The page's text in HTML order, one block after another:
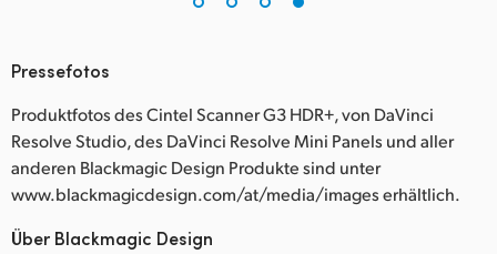
Pressefotos
Produktfotos des Cintel Scanner G3 HDR+, von DaVinci
Resolve Studio, des DaVinci Resolve Mini Panels und aller
anderen Blackmagic Design Produkte sind unter
www.blackmagicdesign.com/at/media/images erhältlich.
Über Blackmagic Design